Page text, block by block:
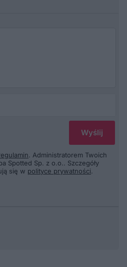
. Administratorem Twoich
Spotted Sp. z o.o.. Szczegóły
się w polityce prywatności.